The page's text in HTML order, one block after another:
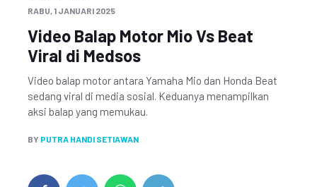
RABU, 1 JANUARI 2025
Video Balap Motor Mio Vs Beat
Viral di Medsos
Video balap motor antara Yamaha Mio dan Honda Beat
sedang viral di media sosial. Keduanya menampilkan
aksi balap yang memukau.
BY PUTRA HANDI SETIAWAN